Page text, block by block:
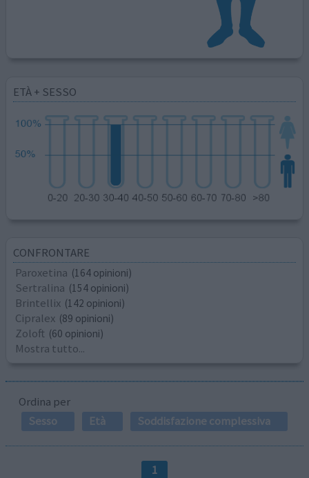
ETÀ + SESSO
CONFRONTARE
Paroxetina (164 opinioni)
Sertralina (154 opinioni)
Brintellix (142 opinioni)
Cipralex (89 opinioni)
Zoloft (60 opinioni)
Mostra tutto...
Ordina per
Sesso
Età Soddisfazione complessiva
1